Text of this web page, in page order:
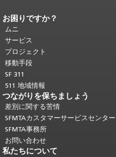
ページコンテンツの終わり。
ジの残りの部分はすべてのページで繰
り返されます。
頭に戻る。
お困りですか？
ムニ
サービス
プロジェクト
移動手段
SF 311
511 地域情報
つながりを保ちましょう
差別に関する苦情
SFMTAカスタマーサービスセンター
SFMTA事務所
お問い合わせ
私たちについて